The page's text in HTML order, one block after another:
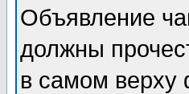
Объявление
должны
в самом верху